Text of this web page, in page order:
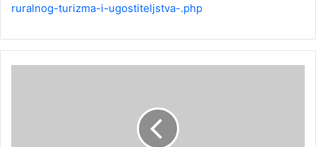
ruralnog-turizma-i-ugostiteljstva-.php